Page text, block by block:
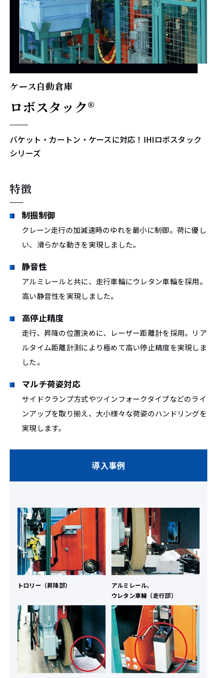
ケース自動倉庫
ロボスタック®
バケット・カートン・ケースに対応！IHIロボスタック
シリーズ
特徴
制振制御
クレーン走行の加減速時のゆれを最小に制御。荷に優し
い、滑らかな動きを実現しました。
静音性
アルミレールと共に、走行車輪にウレタン車輪を採用。
高い静音性を実現しました。
高停止精度
走行、昇降の位置決めに、レーザー距離計を採用。リア
ルタイム距離計測により極めて高い停止精度を実現しま
した。
マルチ荷姿対応
サイドクランプ方式やツインフォークタイプなどのライ
ンアップを取り揃え、大小様々な荷姿のハンドリングを
実現します。
導入事例
トロリー（昇降部）
アルミレール、
ウレタン車輪（走行部）